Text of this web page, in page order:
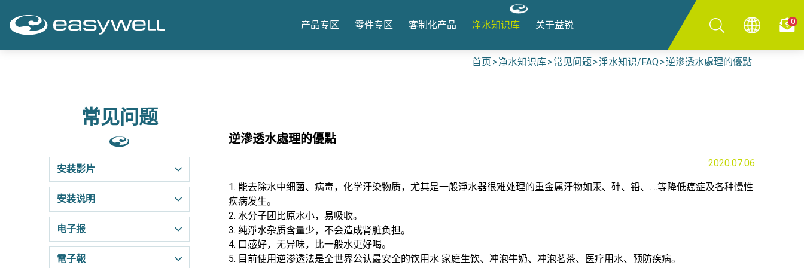
产品专区 零件专区 客制化产品 净水知识库 关于益锐 0
首页 净水知识库 常见问题 淨水知识/FAQ 逆滲透水處理的優點
常见问题
安装影片
安装说明
电子报
電子報
逆滲透水處理的優點
2020.07.06
1. 能去除水中细菌、病毒，化学汙染物质，尤其是一般淨水器很难处理的重金属汙物如汞、砷、铅、….等降低癌症及各种慢性
疾病发生。
2. 水分子团比原水小，易吸收。
3. 纯淨水杂质含量少，不会造成肾脏负担。
4. 口感好，无异味，比一般水更好喝。
5. 目前使用逆渗透法是全世界公认最安全的饮用水 家庭生饮、冲泡牛奶、冲泡茗茶、医疗用水、预防疾病。